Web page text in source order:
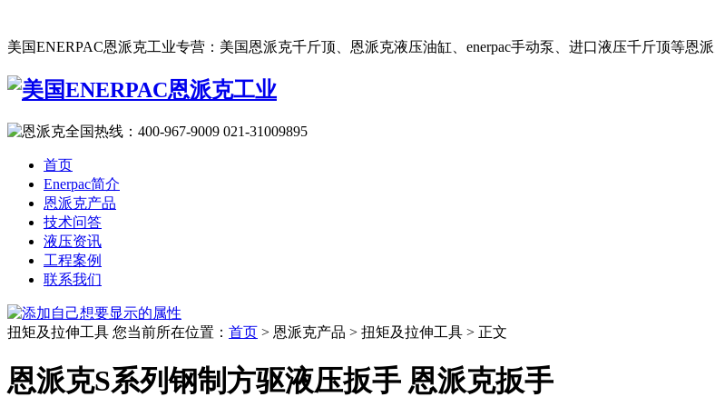
美国ENERPAC恩派克工业专营：美国恩派克千斤顶、恩派克液压油缸、enerpac手动泵、进口液压千斤顶等恩派
首页
Enerpac简介
恩派克产品
技术问答
液压资讯
工程案例
联系我们
扭矩及拉伸工具 您当前所在位置： 首页 > 恩派克产品 > 扭矩及拉伸工具 > 正文
恩派克S系列钢制方驱液压扳手 恩派克扳手